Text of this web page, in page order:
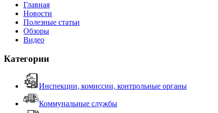
Главная
Новости
Полезные статьи
Обзоры
Видео
Категории
Инспекции, комиссии, контрольные органы
Коммунальные службы